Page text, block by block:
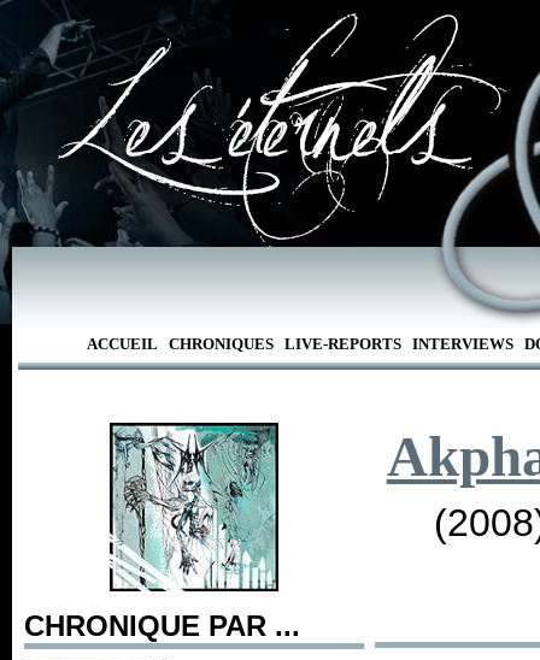
ACCUEIL CHRONIQUES LIVE-REPORTS INTERVIEWS
CHRONIQUE PAR ...